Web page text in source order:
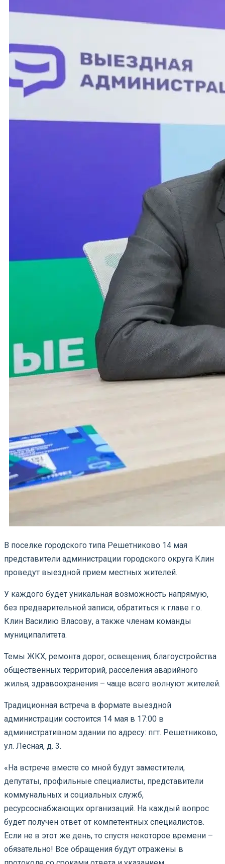
В поселке городского типа Решетниково 14 мая
представители администрации городского округа Клин
проведут выездной прием местных жителей.
У каждого будет уникальная возможность напрямую,
без предварительной записи, обратиться к главе г.о.
Клин Василию Власову, а также членам команды
муниципалитета.
Темы ЖКХ, ремонта дорог, освещения, благоустройства
общественных территорий, расселения аварийного
жилья, здравоохранения – чаще всего волнуют жителей.
Традиционная встреча в формате выездной
администрации состоится 14 мая в 17:00 в
административном здании по адресу: пгт. Решетниково,
ул. Лесная, д. 3.
«На встрече вместе со мной будут заместители,
депутаты, профильные специалисты, представители
коммунальных и социальных служб,
ресурсоснабжающих организаций. На каждый вопрос
будет получен ответ от компетентных специалистов.
Если не в этот же день, то спустя некоторое времени –
обязательно! Все обращения будут отражены в